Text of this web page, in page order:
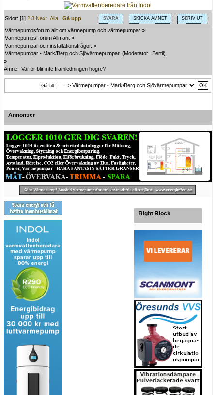
SVARA SKICKA ÄMNET SKRIV UT
Sidor: [1]2 3 Next Alla
Gå upp
Värmepumpsforum allt om värmepump och värmepumpar »
VärmepumpsForum Allmänt »
Värmepumpar och installationsfrågor. »
Värmepumpar - Mark/Berg och Sjövärmepumpar. (Moderator: Bertil)
»
Ämne: Varför blir inte framledningen högre?
Gå till:
Annonser
Right Block